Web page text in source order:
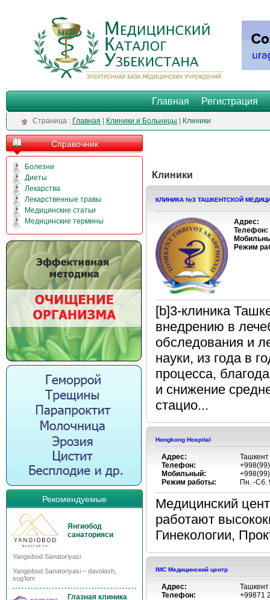
Главная Регистрация
Cтраница : Главная Клиники и Больницы Клиники
Справочник
Болезни
Диеты
Лекарства
Лекарственные травы
Медицинские статьи
Медицинские термины
Рекомендуемые
Янгиобод
санаторияси
Yangiobod Sanatoriyasi
Yangiobod Sanatoriyasi – davolash,
sog’lom
Глазная клиника
Клиники
КЛИНИКА №3 ТАШКЕНТСКОЙ
Адрес:
Телефон:
Режим
[b]3-клиника
внедрению в
обследования и
науки, из года в
процесса,
и снижение
стацио...
Hongkong Hospital
Адрес:
Телефон:
Мобильный:
Режим работы:
Пн. -Сб.
Медицинский
работают
Гинекологии,
IMC Медицинский центр
Адрес:
Телефон:
+99871